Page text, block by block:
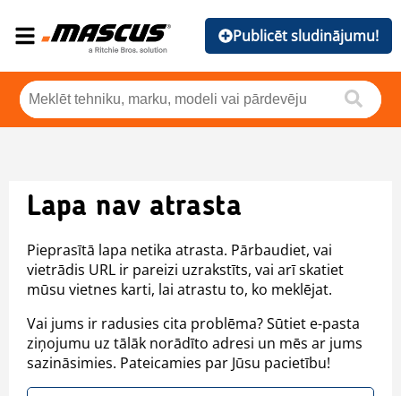
Publicēt sludinājumu!
Lapa nav atrasta
Pieprasītā lapa netika atrasta. Pārbaudiet, vai
vietrādis URL ir pareizi uzrakstīts, vai arī skatiet
mūsu vietnes karti, lai atrastu to, ko meklējat.
Vai jums ir radusies cita problēma? Sūtiet e-pasta
ziņojumu uz tālāk norādīto adresi un mēs ar jums
sazināsimies. Pateicamies par Jūsu pacietību!